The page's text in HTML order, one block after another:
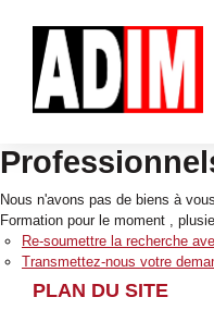
Nous n'avons pas de biens à
Formation pour le moment ,
Re-soumettre la recherche
Transmettez-nous votre
PLAN DU SITE